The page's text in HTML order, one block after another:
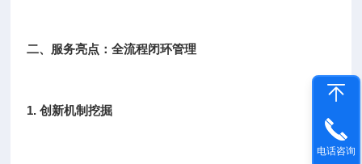
二、服务亮点：全流程闭环管理
1. 创新机制挖掘
电话咨询